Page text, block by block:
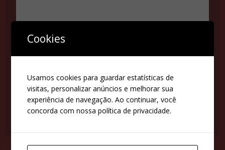
este conteúdo. É provável que você tenha
Revise suas configurações
Cookies
Usamos cookies para guardar estatísticas de
visitas, personalizar anúncios e melhorar sua
experiência de navegação. Ao continuar, você
concorda com nossa política de privacidade.